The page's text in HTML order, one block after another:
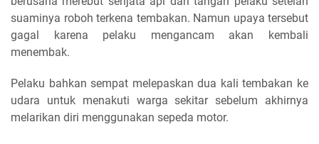
suaminya roboh terkena tembakan. Namun upaya tersebut
gagal karena pelaku mengancam akan kembali
menembak.
Pelaku bahkan sempat melepaskan dua kali tembakan ke
udara untuk menakuti warga sekitar sebelum akhirnya
melarikan diri menggunakan sepeda motor.